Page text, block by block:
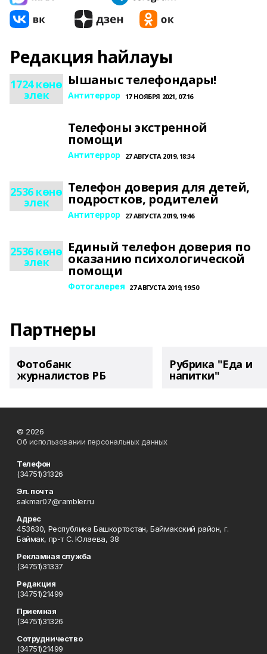
Редакция һайлауы
1724 көнө
элек
Ышаныс телефондары!
Антитеррор 17 НОЯБРЯ 2021, 07:16
Телефоны экстренной
помощи
Антитеррор 27 АВГУСТА 2019, 18:34
2536 көнө
элек
Телефон доверия для детей,
подростков, родителей
Антитеррор 27 АВГУСТА 2019, 19:46
2536 көнө
элек
Единый телефон доверия по
оказанию психологической
помощи
Фотогалерея 27 АВГУСТА 2019, 19:50
Партнеры
Фотобанк
журналистов РБ
Рубрика "Еда и
напитки"
© 2026
Об использовании персональных данных
Телефон
(34751)31326
Эл. почта
sakmar07@rambler.ru
Адрес
453630, Республика Башкортостан, Баймакский район, г.
Баймак, пр-т С. Юлаева, 38
Рекламная служба
(34751)31337
Редакция
(34751)21499
Приемная
(34751)31326
Сотрудничество
(34751)21499